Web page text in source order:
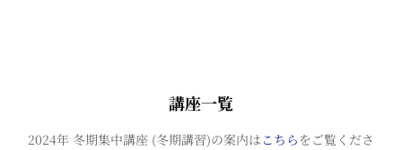
講座一覧
2024年 冬期集中講座 (冬期講習)の案内は こちら をご覧くださ